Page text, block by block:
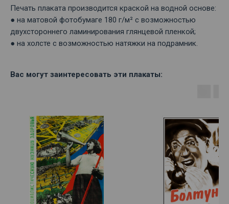
Печать плаката производится краской на водной основе:
● на матовой фотобумаге 180 г/м² с возможностью
двухстороннего ламинирования глянцевой пленкой;
● на холсте с возможностью натяжки на подрамник.
Вас могут заинтересовать эти плакаты: